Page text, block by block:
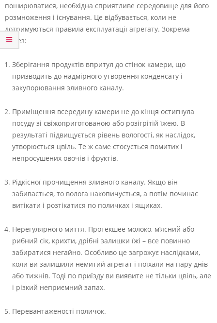
поширюватися, необхідна сприятливе середовище для його
розмноження і існування. Це відбувається, коли не
дотримуються правила експлуатації агрегату. Зокрема
через:
Зберігання продуктів впритул до стінок камери, що
призводить до надмірного утворення конденсату і
закупорювання зливного каналу.
Приміщення всередину камери не до кінця остигнула
посуду зі свіжоприготованою або розігрітій їжею. В
результаті підвищується рівень вологості, як наслідок,
утворюється цвіль. Те ж саме стосується помитих і
непросушених овочів і фруктів.
Рідкісної прочищення зливного каналу. Якщо він
забивається, то волога накопичується, а потім починає
витікати і розтікатися по поличках і ящиках.
Нерегулярного миття. Протекшее молоко, м’ясний або
рибний сік, крихти, дрібні залишки їжі – все повинно
забиратися негайно. Особливо це загрожує наслідками,
коли ви залишили немитий агрегат і поїхали на пару днів
або тижнів. Тоді по приїзду ви виявите не тільки цвіль, але
і різкий неприємний запах.
Перевантаженості поличок.